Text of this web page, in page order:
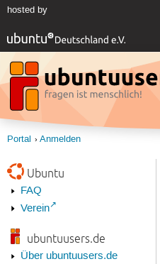
hosted by
Portal Anmelden
Ubuntu
FAQ
Verein
ubuntuusers.de
Über ubuntuusers.de